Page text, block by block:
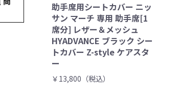
助手席用シートカバー ニッ
サン マーチ 専用 助手席[1
席分] レザー＆メッシュ
HYADVANCE ブラック シー
トカバー Z-style ケアスタ
ー
￥13,800（税込）